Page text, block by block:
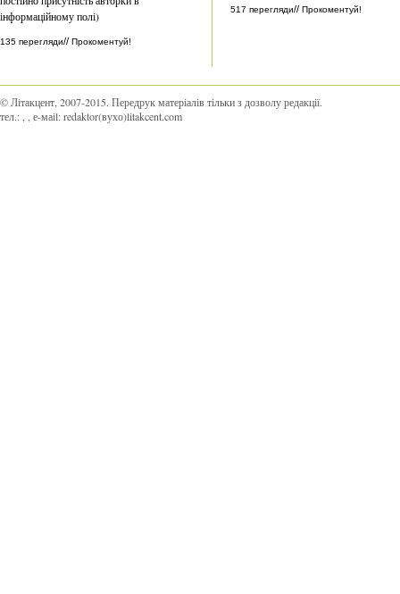
інформаційному полі)
135 перегляди// Прокоментуй!
517 перегляди// Прокоментуй!
© Літакцент, 2007-2015. Передрук матеріалів тільки з дозволу редакції.
тел.:
, е-маіl:redaktor(вухо)litakcent.com